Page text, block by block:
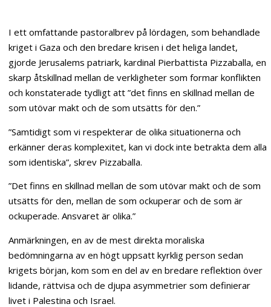
I ett omfattande pastoralbrev på lördagen, som behandlade
kriget i Gaza och den bredare krisen i det heliga landet,
gjorde Jerusalems patriark, kardinal Pierbattista Pizzaballa, en
skarp åtskillnad mellan de verkligheter som formar konflikten
och konstaterade tydligt att ”det finns en skillnad mellan de
som utövar makt och de som utsätts för den.”
”Samtidigt som vi respekterar de olika situationerna och
erkänner deras komplexitet, kan vi dock inte betrakta dem alla
som identiska”, skrev Pizzaballa.
”Det finns en skillnad mellan de som utövar makt och de som
utsätts för den, mellan de som ockuperar och de som är
ockuperade. Ansvaret är olika.”
Anmärkningen, en av de mest direkta moraliska
bedömningarna av en högt uppsatt kyrklig person sedan
krigets början, kom som en del av en bredare reflektion över
lidande, rättvisa och de djupa asymmetrier som definierar
livet i Palestina och Israel.